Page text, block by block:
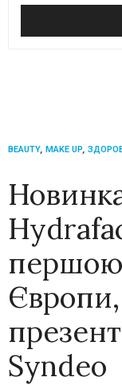
BEAUTY, MAKE UP,
Syndeo